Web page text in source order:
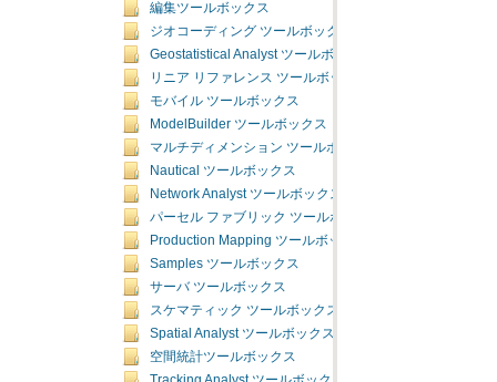
編集ツールボックス
ジオコーディング ツールボックス
Geostatistical Analyst ツールボックス
リニア リファレンス ツールボックス
モバイル ツールボックス
ModelBuilder ツールボックス
マルチディメンション ツールボックス
Nautical ツールボックス
Network Analyst ツールボックス
パーセル ファブリック ツールボックス
Production Mapping ツールボックス
Samples ツールボックス
サーバ ツールボックス
スケマティック ツールボックス
Spatial Analyst ツールボックス
空間統計ツールボックス